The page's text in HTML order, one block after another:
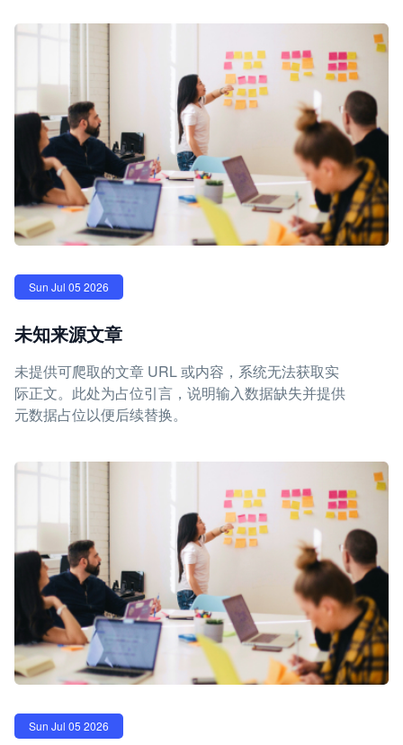
Sun Jul 05 2026
未知来源文章
未提供可爬取的文章 URL 或内容，系统无法获取实
际正文。此处为占位引言，说明输入数据缺失并提供
元数据占位以便后续替换。
Sun Jul 05 2026